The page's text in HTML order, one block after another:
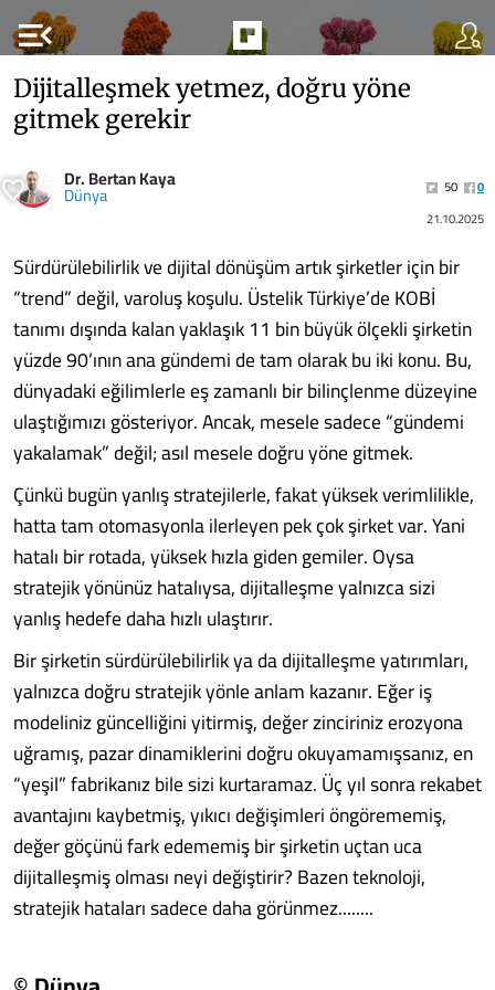
menu_open
Dijitalleşmek yetmez, doğru yöne
gitmek gerekir
Dr. Bertan Kaya
Dünya 50
0
21.10.2025
Sürdürülebilirlik ve dijital dönüşüm artık şirketler için bir
“trend” değil, varoluş ko­şulu. Üstelik Türkiye’de KOBİ
tanımı dışında kalan yaklaşık 11 bin büyük ölçekli şirketin
yüzde 90’ının ana gündemi de tam olarak bu iki konu. Bu,
dünyadaki eğilimlerle eş zaman­lı bir bilinçlenme düzeyine
ulaştığımızı gös­teriyor. Ancak, mesele sadece “gündemi
yaka­lamak” değil; asıl mesele doğru yöne gitmek.
Çünkü bugün yanlış stratejilerle, fakat yük­sek verimlilikle,
hatta tam otomasyonla iler­leyen pek çok şirket var. Yani
hatalı bir rota­da, yüksek hızla giden gemiler. Oysa
stratejik yönünüz hatalıysa, dijitalleşme yalnızca sizi
yanlış hedefe daha hızlı ulaştırır.
Bir şirketin sürdürülebilirlik ya da dijital­leşme yatırımları,
yalnızca doğru stratejik yönle anlam kazanır. Eğer iş
modeliniz gün­celliğini yitirmiş, değer zinciriniz erozyo­na
uğramış, pazar dinamiklerini doğru oku­yamamışsanız, en
“yeşil” fabrikanız bile sizi kurtaramaz. Üç yıl sonra rekabet
avantajını kaybetmiş, yıkıcı değişimleri öngörememiş,
değer göçünü fark edememiş bir şirketin uçtan uca
dijitalleşmiş olması neyi değişti­rir? Bazen teknoloji,
stratejik hataları sade­ce daha görünmez........